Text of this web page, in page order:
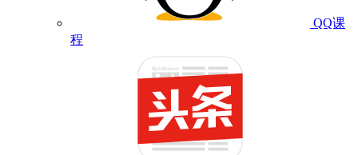
QQ课
程